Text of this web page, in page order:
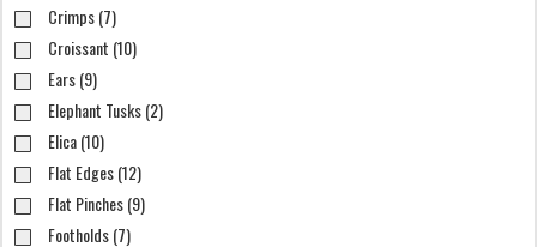
Crimps (7)
Croissant (10)
Ears (9)
Elephant Tusks (2)
Elica (10)
Flat Edges (12)
Flat Pinches (9)
Footholds (7)